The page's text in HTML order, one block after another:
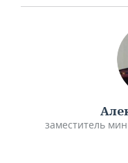
заместитель